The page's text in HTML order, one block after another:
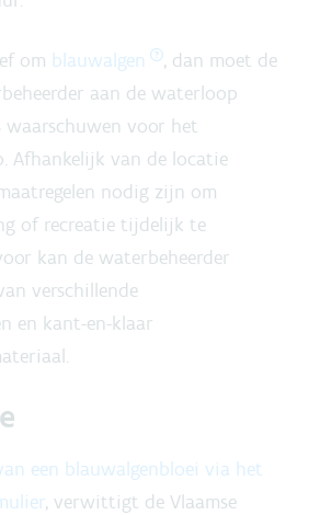
om blauwalgen
, dan moet de
aan de waterloop
waarschuwen voor het
Afhankelijk van de locatie
nodig zijn om
of recreatie tijdelijk te
kan de waterbeheerder
verschillende
en kant-en-klaar
een blauwalgenbloei via het
, verwittigt de Vlaamse